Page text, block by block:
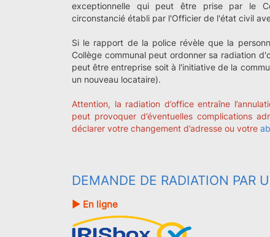
exceptionnelle qui peut être prise par le
circonstancié établi par l'Officier de l'état civil
Si le rapport de la police révèle que la
Collège communal peut ordonner sa radiation
peut être entreprise soit à l'initiative de la
un nouveau locataire).
Attention, la radiation d’office entraîne
peut provoquer d’éventuelles complications
déclarer votre changement d’adresse ou votre
DEMANDE DE RADIATION PAR
► En ligne